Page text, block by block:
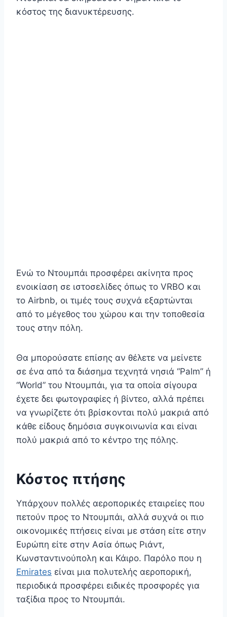
κόστος της διανυκτέρευσης.
Ενώ το Ντουμπάι προσφέρει ακίνητα προς
ενοικίαση σε ιστοσελίδες όπως το VRBO και
το Airbnb, οι τιμές τους συχνά εξαρτώνται
από το μέγεθος του χώρου και την τοποθεσία
τους στην πόλη.
Θα μπορούσατε επίσης αν θέλετε να μείνετε
σε ένα από τα διάσημα τεχνητά νησιά “Palm” ή
“World” του Ντουμπάι, για τα οποία σίγουρα
έχετε δει φωτογραφίες ή βίντεο, αλλά πρέπει
να γνωρίζετε ότι βρίσκονται πολύ μακριά από
κάθε είδους δημόσια συγκοινωνία και είναι
πολύ μακριά από το κέντρο της πόλης.
Κόστος πτήσης
Υπάρχουν πολλές αεροπορικές εταιρείες που
πετούν προς το Ντουμπάι, αλλά συχνά οι πιο
οικονομικές πτήσεις είναι με στάση είτε στην
Ευρώπη είτε στην Ασία όπως Ριάντ,
Κωνσταντινούπολη και Κάιρο. Παρόλο που η
Emirates είναι μια πολυτελής αεροπορική,
περιοδικά προσφέρει ειδικές προσφορές για
ταξίδια προς το Ντουμπάι.